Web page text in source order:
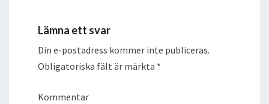
Lämna ett svar
Din e-postadress kommer inte publiceras.
Obligatoriska fält är märkta *
Kommentar